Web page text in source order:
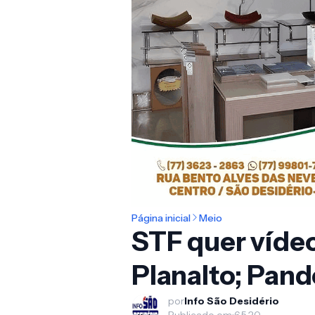
Página inicial Meio
STF quer
Planalto;
porInfo São Desidério